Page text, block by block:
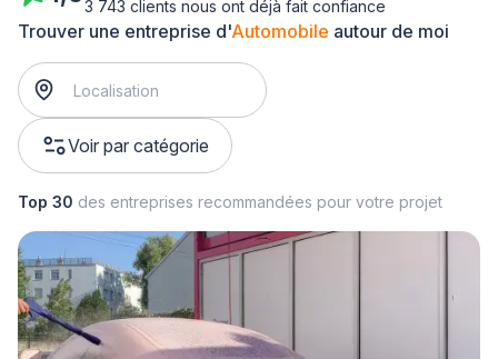
Trouver une entreprise d'Automobile autour de moi
Voir par catégorie
3 743 clients nous ont déjà fait confiance
Top 30 des entreprises recommandées pour votre projet